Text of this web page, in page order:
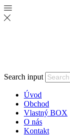
Search input
Úvod
Obchod
Vlastný BOX
O nás
Kontakt